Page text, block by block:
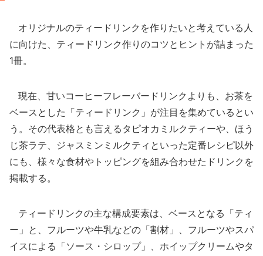
オリジナルのティードリンクを作りたいと考えている人
に向けた、ティードリンク作りのコツとヒントが詰まった
1冊。
現在、甘いコーヒーフレーバードリンクよりも、お茶を
ベースとした「ティードリンク」が注目を集めているとい
う。その代表格とも言えるタピオカミルクティーや、ほう
じ茶ラテ、ジャスミンミルクティといった定番レシピ以外
にも、様々な食材やトッピングを組み合わせたドリンクを
掲載する。
ティードリンクの主な構成要素は、ベースとなる「ティ
ー」と、フルーツや牛乳などの「割材」、フルーツやスパ
イスによる「ソース・シロップ」、ホイップクリームやタ